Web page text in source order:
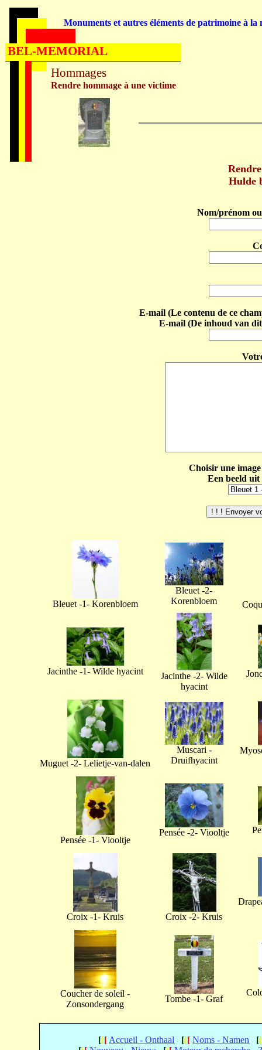
Hulde
Nom/prénom
E-mail (Le contenu de ce
E-mail (De inhoud van
Choisir une
Een beeld
Bleuet -1- Korenbloem
Bleuet -2-
Korenbloem
Jacinthe -1- Wilde hyacint
Jacinthe -2- Wilde
hyacint
Muguet -2- Lelietje-van-dalen
Muscari -
Druifhyacint
Pensée -1- Viooltje
Pensée -2- Viooltje
Croix -1- Kruis Croix -2- Kruis
Coucher de soleil -
Zonsondergang
Tombe -1- Graf
[[[ Accueil - Onthaal [[[ Noms - Namen [[
Hommages
Rendre hommage à une victime
Monuments et autres éléments de patrimoine à la
BEL-MEMORIAL